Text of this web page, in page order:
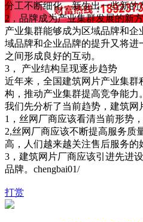
分工不断细化，新生出一些新的
2，品牌成为产业集群发展的新
产业集群能够成为区域品牌和
域品牌和企业品牌的提升又将
之间形成良好的互动。
3， 产业结构呈现逐步趋势
近年来，全国建筑网片产业集
构，推动产业集群提高竞争能力。
我们先分析了当前趋势，建筑网
1，丝网厂商应该看清当前形势
2,丝网厂商应该不断提高服务质
高，人们越来越关注售后服务的
3，建筑网片厂商应该引进先进
品牌。chengbai01/
打赏